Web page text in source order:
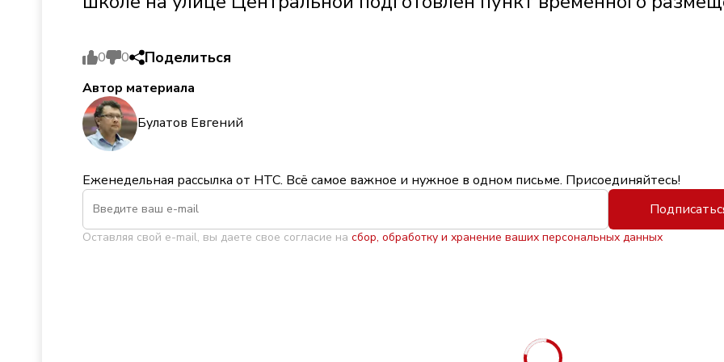
0 0 Поделиться
Автор материала
Булатов Евгений
Еженедельная рассылка от НТС. Всё самое важное и нужное в одном письме. Присоединяйтесь!
Оставляя свой e-mail, вы даете свое согласие на сбор, обработку и хранение ваших персональных данных